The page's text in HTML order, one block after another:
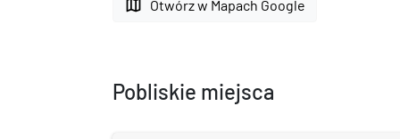
map Otwórz w Mapach Google
Pobliskie miejsca